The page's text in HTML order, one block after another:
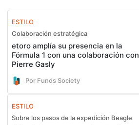
ESTILO
Colaboración estratégica
etoro amplía su presencia en la
Fórmula 1 con una colaboración con
Pierre Gasly
Por Funds Society
ESTILO
Sobre los pasos de la expedición Beagle